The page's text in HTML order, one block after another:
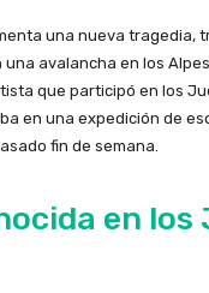
una nueva tragedia,
avalancha en los
que participó en los
en una expedición de
fin de semana.
en los